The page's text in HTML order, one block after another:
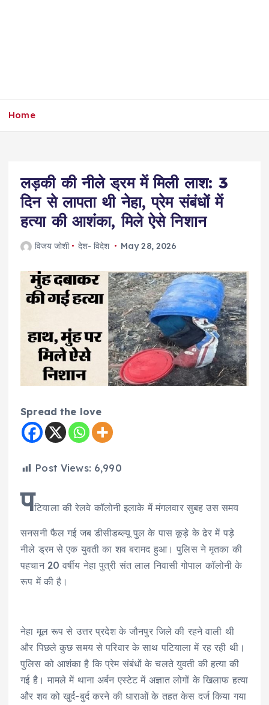
Home
लड़की की नीले ड्रम में मिली लाश: 3
दिन से लापता थी नेहा, प्रेम संबंधों में
हत्या की आशंका, मिले ऐसे निशान
विजय जोशी देश- विदेश May 28, 2026
Spread the love
Post Views: 6,990
पटियाला की रेलवे कॉलोनी इलाके में मंगलवार सुबह उस समय
सनसनी फैल गई जब डीसीडब्ल्यू पुल के पास कूड़े के ढेर में पड़े
नीले ड्रम से एक युवती का शव बरामद हुआ। पुलिस ने मृतका की
पहचान 20 वर्षीय नेहा पुत्री संत लाल निवासी गोपाल कॉलोनी के
रूप में की है।
नेहा मूल रूप से उत्तर प्रदेश के जौनपुर जिले की रहने वाली थी
और पिछले कुछ समय से परिवार के साथ पटियाला में रह रही थी।
पुलिस को आशंका है कि प्रेम संबंधों के चलते युवती की हत्या की
गई है। मामले में थाना अर्बन एस्टेट में अज्ञात लोगों के खिलाफ हत्या
और शव को खुर्द-बुर्द करने की धाराओं के तहत केस दर्ज किया गया